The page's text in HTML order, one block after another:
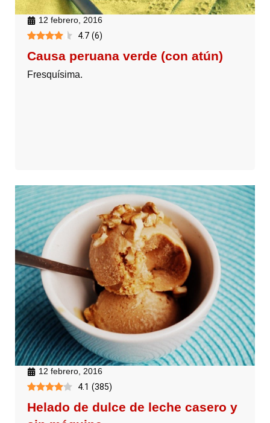
12 febrero, 2016
4.7 (6)
Causa peruana verde (con atún)
Fresquísima.
12 febrero, 2016
4.1 (385)
Helado de dulce de leche casero y